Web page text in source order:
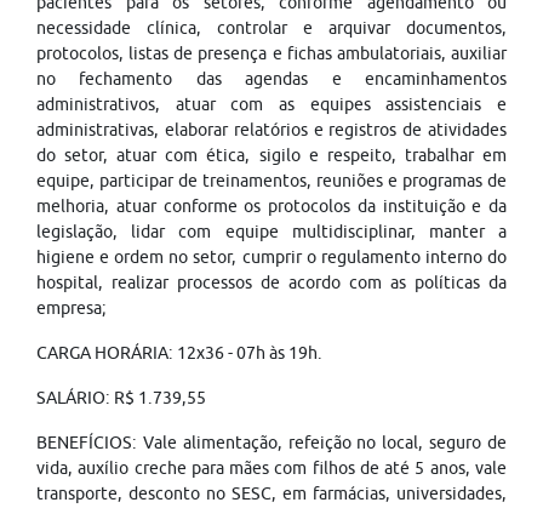
necessidade clínica, controlar e arquivar documentos,
protocolos, listas de presença e fichas ambulatoriais, auxiliar
no fechamento das agendas e encaminhamentos
administrativos, atuar com as equipes assistenciais e
administrativas, elaborar relatórios e registros de atividades
do setor, atuar com ética, sigilo e respeito, trabalhar em
equipe, participar de treinamentos, reuniões e programas de
melhoria, atuar conforme os protocolos da instituição e da
legislação, lidar com equipe multidisciplinar, manter a
higiene e ordem no setor, cumprir o regulamento interno do
hospital, realizar processos de acordo com as políticas da
empresa;
CARGA HORÁRIA: 12x36 - 07h às 19h.
SALÁRIO: R$ 1.739,55
BENEFÍCIOS: Vale alimentação, refeição no local, seguro de
vida, auxílio creche para mães com filhos de até 5 anos, vale
transporte, desconto no SESC, em farmácias, universidades,